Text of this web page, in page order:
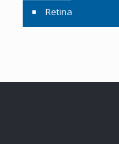
Retina